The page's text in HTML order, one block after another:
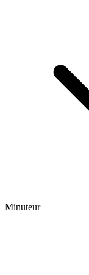
Minuteur